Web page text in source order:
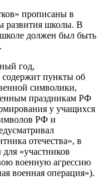
прописаны в
развития школы. В
школе должен был быть
год,
пункты об
символики,
праздникам РФ
у учащихся
РФ и
отечества», в
«участников
военную агрессию
военная операция»).